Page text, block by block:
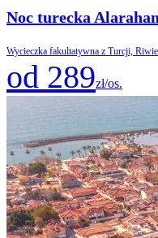
Noc turecka Alarahan
Wycieczka fakultatywna z Turcji,
od 289zł/os.